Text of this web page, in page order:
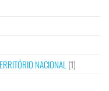
NACIONAL (1)